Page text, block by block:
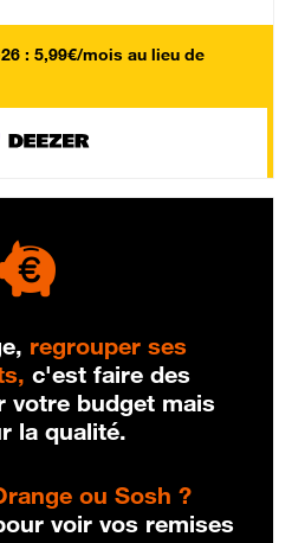
: 5,99€/mois au lieu de
regrouper ses
c'est faire des
votre budget mais
la qualité.
ou Sosh ?
voir vos remises